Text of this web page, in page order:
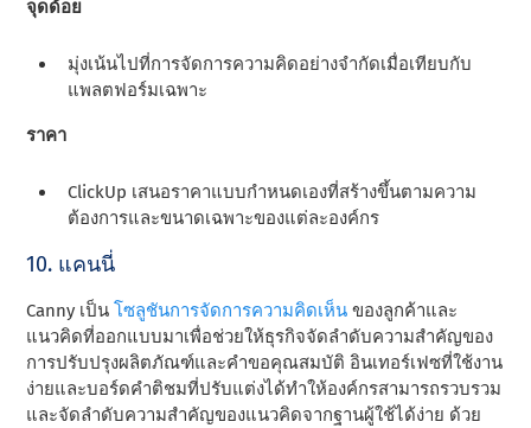
จุดด้อย
มุ่งเน้นไปที่การจัดการความคิดอย่างจํากัดเมื่อเทียบกับ
แพลตฟอร์มเฉพาะ
ราคา
ClickUp เสนอราคาแบบกําหนดเองที่สร้างขึ้นตามความ
ต้องการและขนาดเฉพาะของแต่ละองค์กร
10. แคนนี่
Canny เป็นโซลูชันการจัดการความคิดเห็น ของลูกค้าและ
แนวคิดที่ออกแบบมาเพื่อช่วยให้ธุรกิจจัดลําดับความสําคัญของ
การปรับปรุงผลิตภัณฑ์และคําขอคุณสมบัติ อินเทอร์เฟซที่ใช้งาน
ง่ายและบอร์ดคําติชมที่ปรับแต่งได้ทําให้องค์กรสามารถรวบรวม
และจัดลําดับความสําคัญของแนวคิดจากฐานผู้ใช้ได้ง่าย ด้วย